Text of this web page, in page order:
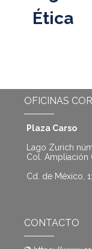
Ética
OFICINAS
Plaza Carso
Lago Zurich
Col. Ampliación
Cd. de México,
CONTACTO